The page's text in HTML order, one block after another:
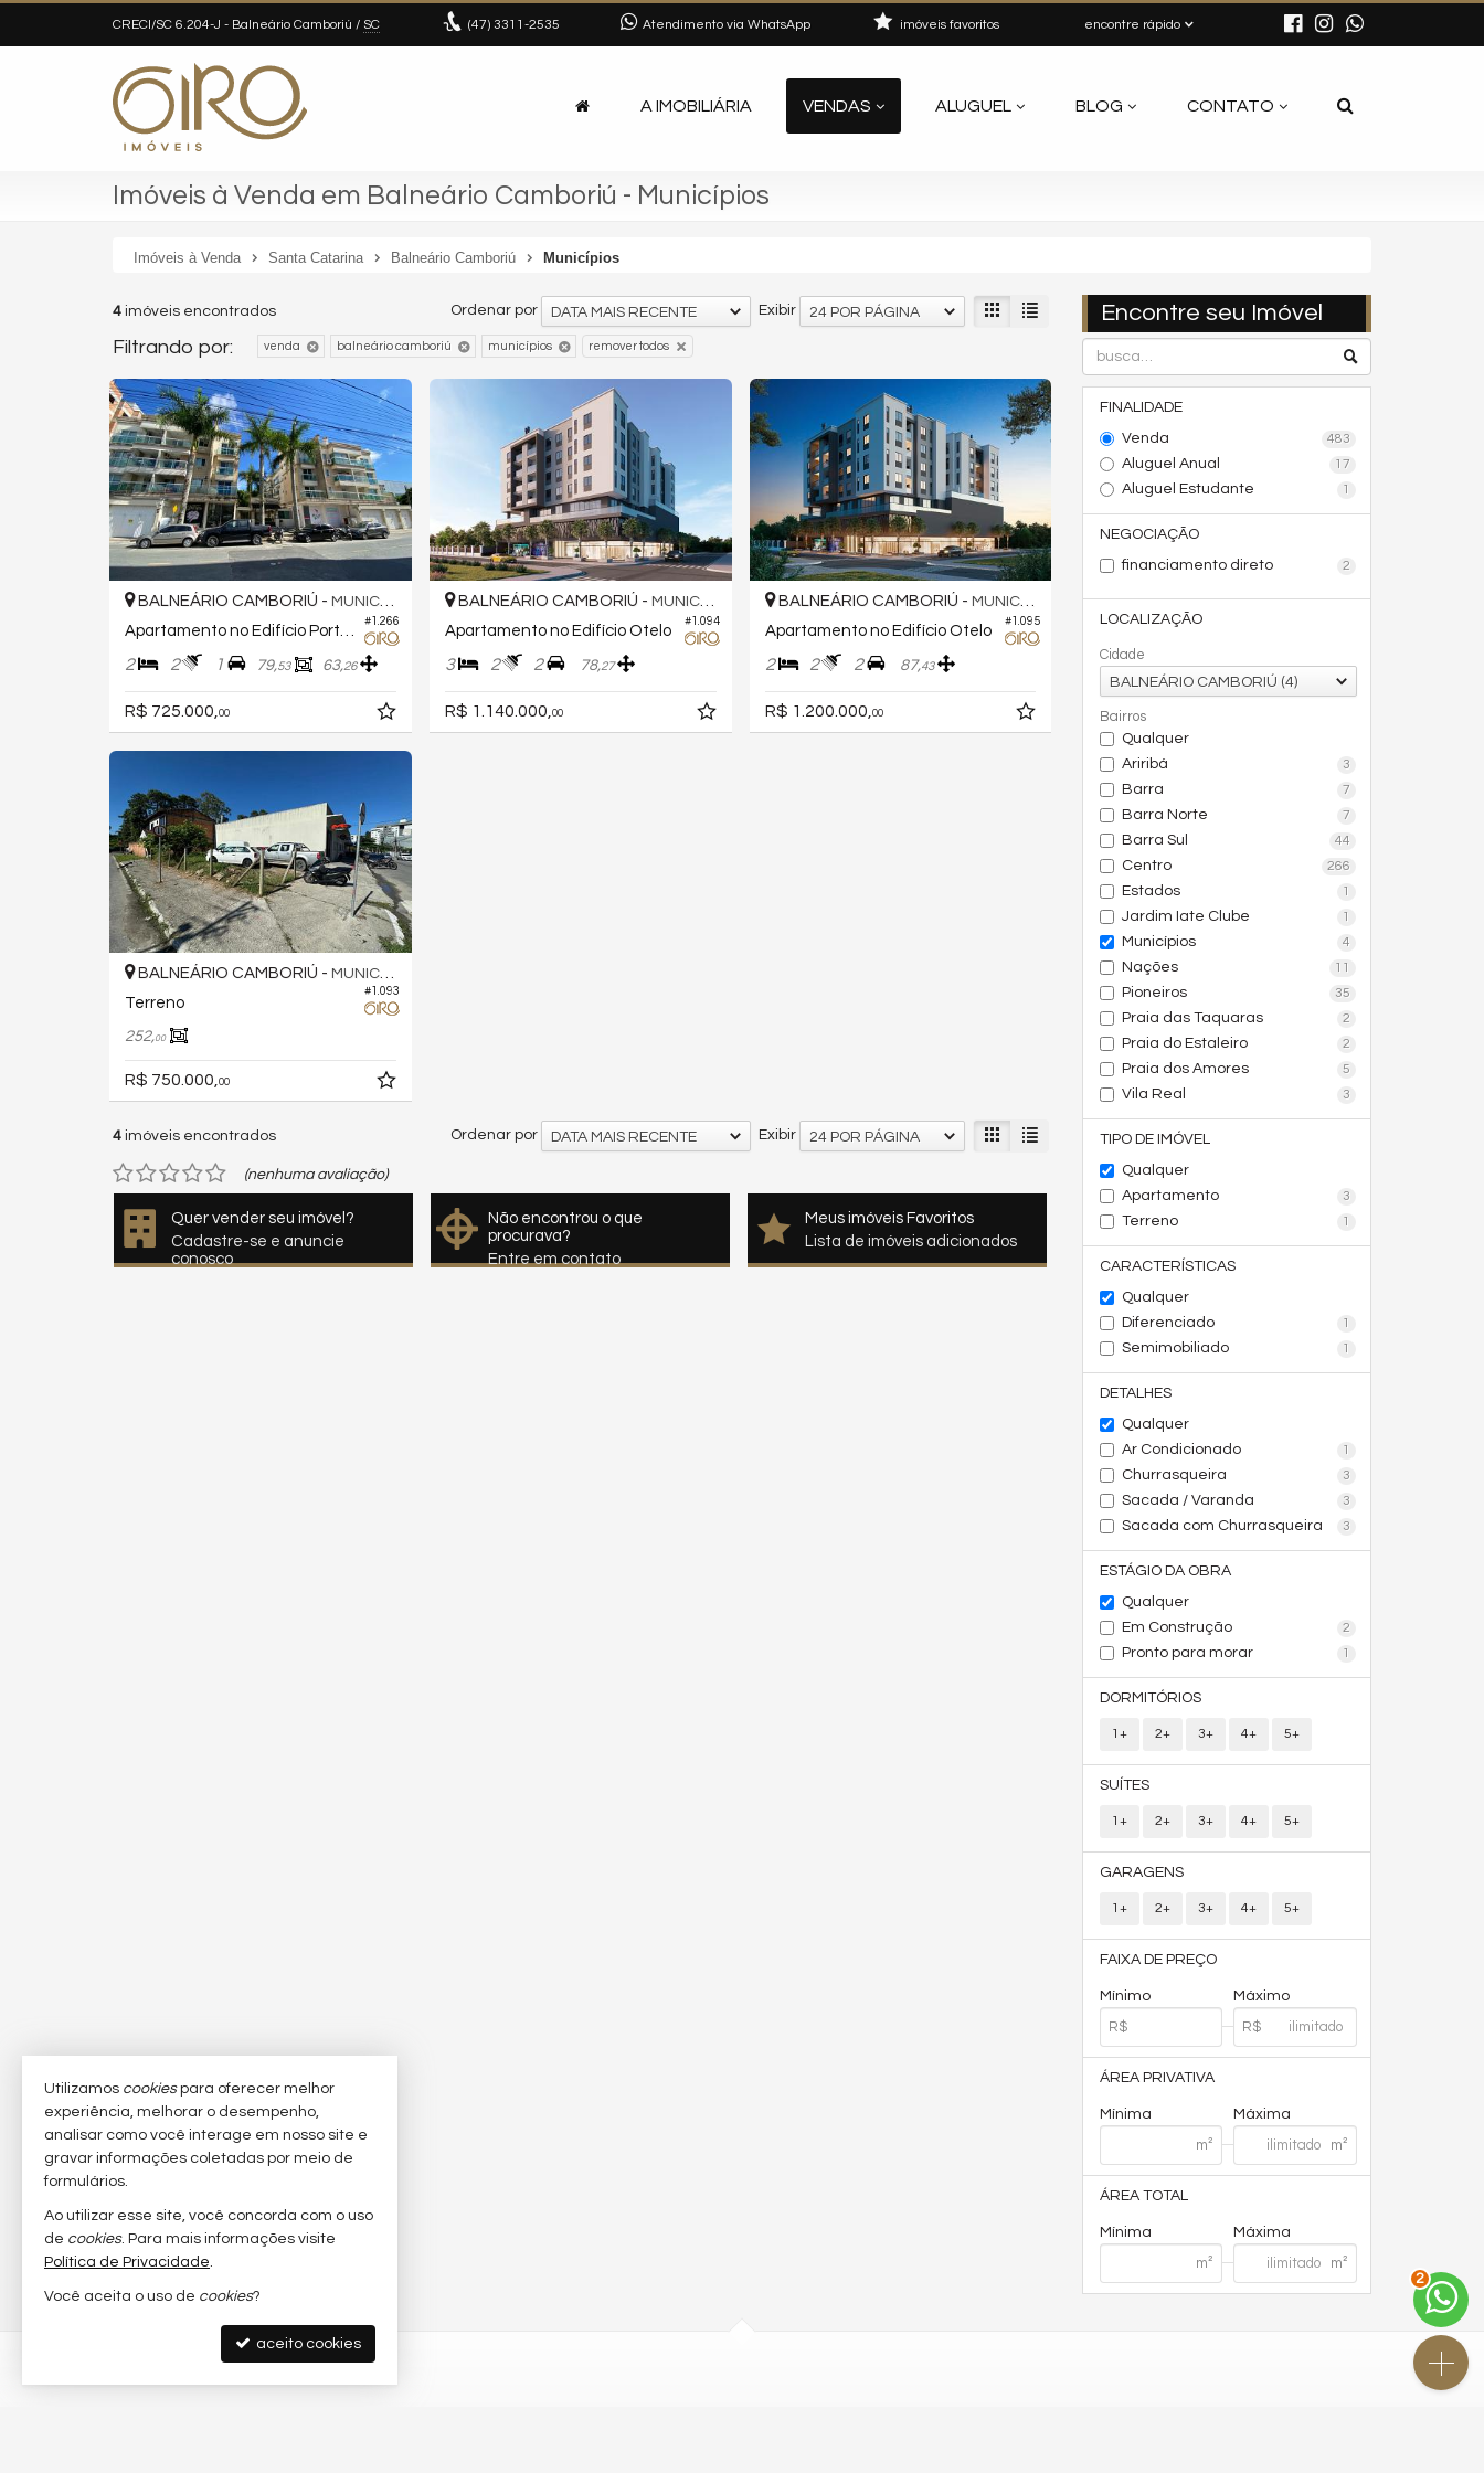
CRECI/SC 6.204-J - Balneário Camboriú / SC (47) 3311-2535 Atendimento via WhatsApp encontre rápido
imóveis favoritos
A IMOBILIÁRIA VENDAS ALUGUEL BLOG CONTATO
Imóveis à Venda em Balneário Camboriú - Municípios
Imóveis à Venda Santa Catarina Balneário Camboriú Municípios
Encontre seu Imóvel
FINALIDADE
Venda
483
Aluguel Anual 17
Aluguel Estudante 1
NEGOCIAÇÃO
financiamento direto
2
LOCALIZAÇÃO
Cidade
BALNEÁRIO CAMBORIÚ (4)
Bairros
Qualquer
Ariribá
3
Barra 7
Barra Norte 7
Barra Sul 44
Centro 266
Estados 1
Jardim Iate Clube 1
Municípios 4
Nações 11
Pioneiros 35
Praia das Taquaras 2
Praia do Estaleiro 2
Praia dos Amores 5
Vila Real 3
TIPO DE IMÓVEL
Qualquer
Apartamento
3
Terreno 1
CARACTERÍSTICAS
Qualquer
Diferenciado
1
Semimobiliado 1
DETALHES
Qualquer
Ar Condicionado
1
Churrasqueira 3
Sacada / Varanda 3
Sacada com Churrasqueira 3
ESTÁGIO DA OBRA
Qualquer
Em Construção
2
Pronto para morar 1
DORMITÓRIOS
1+ 2+ 3+ 4+ 5+
SUÍTES
1+ 2+ 3+ 4+ 5+
GARAGENS
1+ 2+ 3+ 4+ 5+
FAIXA DE PREÇO
Mínimo Máximo
ÁREA PRIVATIVA
Mínima Máxima
ÁREA TOTAL
Mínima Máxima
4 imóveis encontrados Exibir 24 POR PÁGINA
Ordenar por DATA MAIS RECENTE
Filtrando por: venda balneário camboriú municípios remover todos
#1.266
BALNEÁRIO CAMBORIÚ - MUNICÍPIOS
2 2 1 79,53 63,26
R$ 725.000, 00
#1.094
BALNEÁRIO CAMBORIÚ - MUNICÍPIOS
Apartamento no Edifício Otelo
3 2 2 78,27
R$ 1.140.000, 00
#1.095
BALNEÁRIO CAMBORIÚ - MUNICÍPIOS
Apartamento no Edifício Otelo
2 2 2 87,43
R$ 1.200.000, 00
#1.093
BALNEÁRIO CAMBORIÚ - MUNICÍPIOS
Terreno
252,00
R$ 750.000,00
4 imóveis encontrados Exibir 24 POR PÁGINA
Ordenar por DATA MAIS RECENTE
(nenhuma avaliação)
Quer vender seu imóvel?
Cadastre-se e anuncie
conosco
Não encontrou o que
procurava?
Entre em contato
Meus imóveis Favoritos
Lista de imóveis adicionados
Utilizamos cookiespara oferecer melhor
experiência, melhorar o desempenho,
analisar como você interage em nosso site e
gravar informações coletadas por meio de
formulários.
Ao utilizar esse site, você concorda com o uso
de cookies. Para mais informações visite
Política de Privacidade.
Você aceita o uso de cookies?
aceito cookies